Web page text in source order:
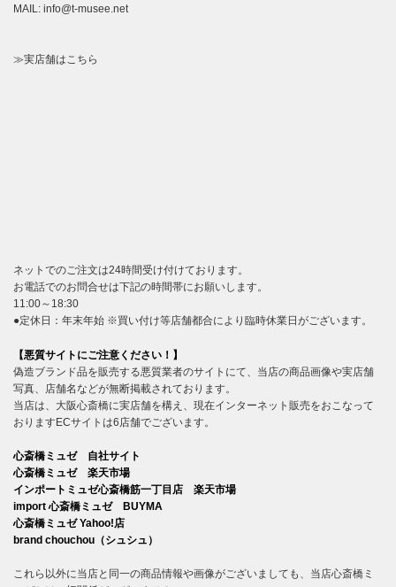
MAIL: info@t-musee.net
≫実店舗はこちら
ネットでのご注文は24時間受け付けております。
お電話でのお問合せは下記の時間帯にお願いします。
11:00～18:30
●定休日：年末年始 ※買い付け等店舗都合により臨時休業日がございます。
【悪質サイトにご注意ください！】
偽造ブランド品を販売する悪質業者のサイトにて、当店の商品画像や実店舗
写真、店舗名などが無断掲載されております。
当店は、大阪心斎橋に実店舗を構え、現在インターネット販売をおこなって
おりますECサイトは6店舗でございます。
心斎橋ミュゼ 自社サイト
心斎橋ミュゼ 楽天市場
インポートミュゼ心斎橋筋一丁目店 楽天市場
import 心斎橋ミュゼ BUYMA
心斎橋ミュゼ Yahoo!店
brand chouchou（シュシュ）
これら以外に当店と同一の商品情報や画像がございましても、当店心斎橋ミ